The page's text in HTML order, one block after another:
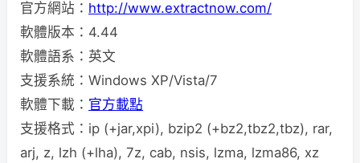
官方網站： http://www.extractnow.com/
軟體版本：4.44
軟體語系：英文
支援系統：Windows XP/Vista/7
軟體下載： 官方載點
支援格式：ip (+jar,xpi), bzip2 (+bz2,tbz2,tbz), rar,
arj, z, lzh (+lha), 7z, cab, nsis, lzma, lzma86, xz